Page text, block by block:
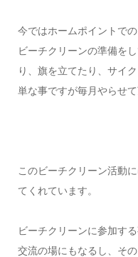
今ではホームポイントで
ビーチクリーンの準備を
り、旗を立てたり、サイ
単な事ですが毎月やらせて
このビーチクリーン活動
てくれています。
ビーチクリーンに参加す
交流の場にもなるし、そ